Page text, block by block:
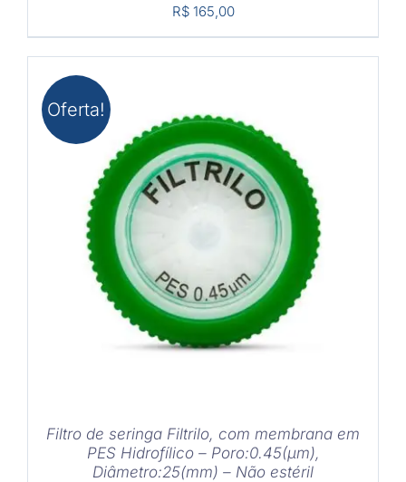
R$165,00
Oferta!
COMPRAR DETALHES
Filtro de seringa Filtrilo, com membrana em
PES Hidrofílico – Poro:0.45(μm),
Diâmetro:25(mm) – Não estéril